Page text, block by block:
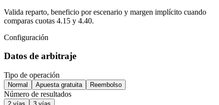
Valida reparto, beneficio por escenario y margen implícito cuando
comparas cuotas 4.15 y 4.40.
Configuración
Datos de arbitraje
Tipo de operación
Normal Apuesta gratuita Reembolso
Número de resultados